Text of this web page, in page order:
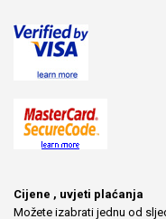
Cijene , uvjeti plaćanja
Možete izabrati jednu od